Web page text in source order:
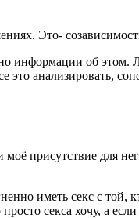
Это-
информации об
это анализировать,
присутствие для
иметь секс с той,
секса хочу, а